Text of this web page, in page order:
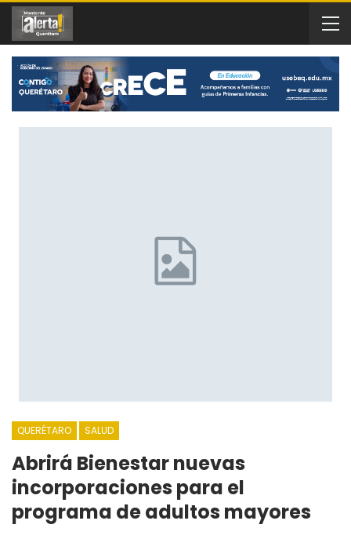
QUERÉTARO SALUD
Abrirá Bienestar nuevas
incorporaciones para el
programa de adultos mayores